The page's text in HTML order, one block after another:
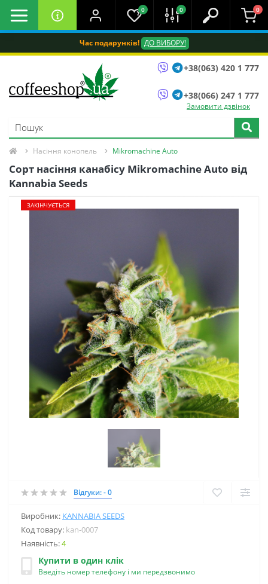
Час подарунків! ДО ВИБОРУ!
0 0 0
+38(063) 420 1 777
+38(066) 247 1 777
Замовити дзвінок
Насіння конопель Mikromachine Auto
Сорт насіння канабісу Mikromachine Auto від
Kannabia Seeds
ЗАКІНЧУЄТЬСЯ
Відгуки: - 0
Виробник: KANNABIA SEEDS
Код товару: kan-0007
Наявність:4
Купити в один клік
Введіть номер телефону і ми передзвонимо